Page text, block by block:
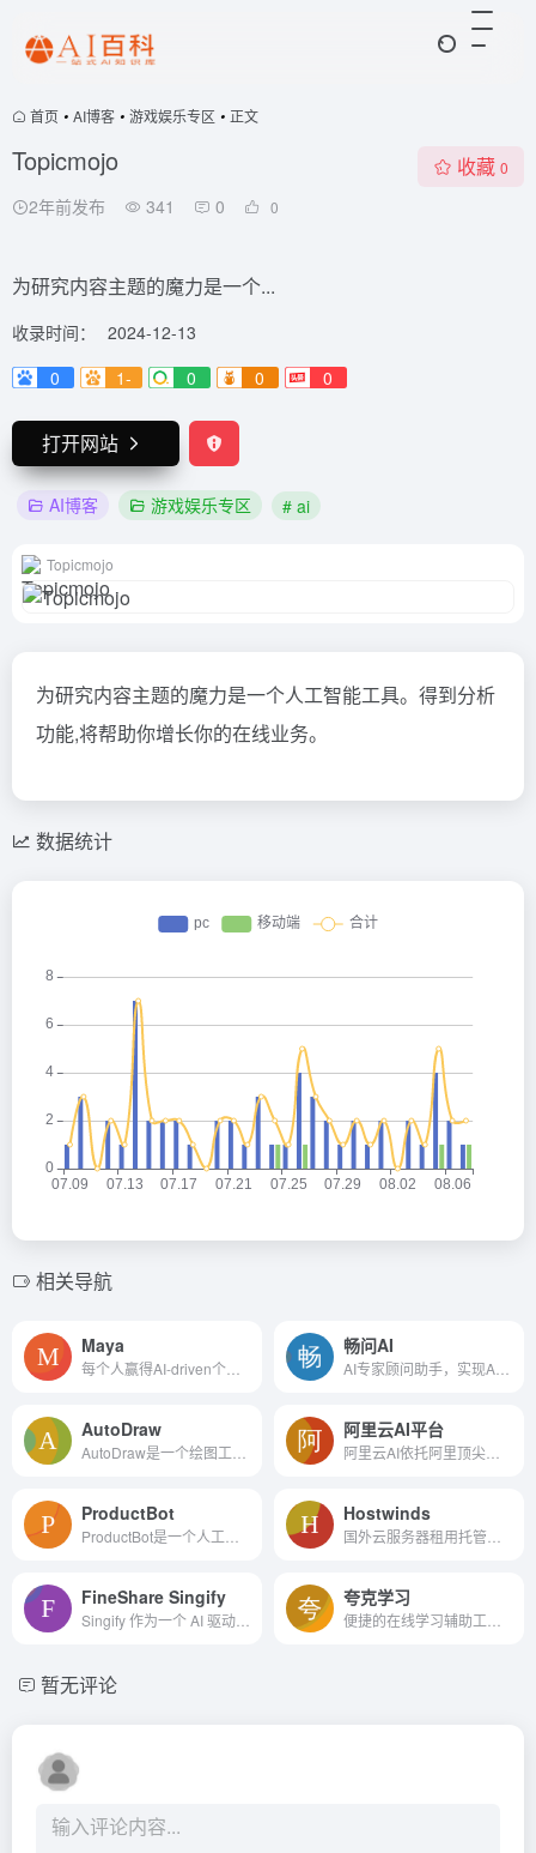
首页 • AI博客 • 游戏娱乐专区 • 正文
Topicmojo
2年前发布 341 0 0
收藏 0
为研究内容主题的魔力是一个...
收录时间：
2024-12-13
0
1- 0 0 0
打开网站
AI博客 游戏娱乐专区 # ai
Topicmojo
为研究内容主题的魔力是一个人工智能工具。得到分析
功能,将帮助你增长你的在线业务。
数据统计
相关导航
Maya 畅问AI
AutoDraw 阿里云AI平台
ProductBot Hostwinds
FineShare Singify 夸克学习
暂无评论